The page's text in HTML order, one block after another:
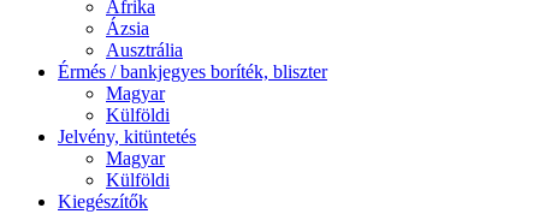
Afrika
Ázsia
Ausztrália
Érmés / bankjegyes boríték, bliszter
Magyar
Külföldi
Jelvény, kitüntetés
Magyar
Külföldi
Kiegészítők